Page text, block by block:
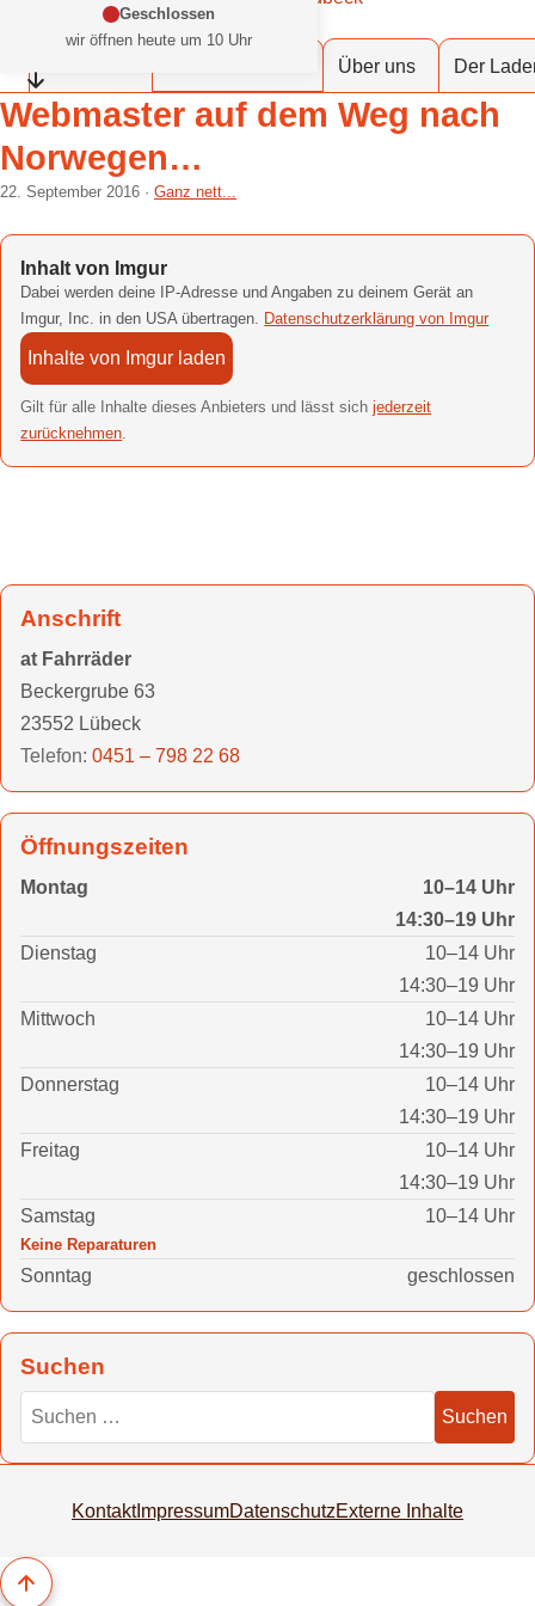
Zum Inhalt springen
Geschlossen
wir öffnen heute um 10 Uhr
Öffnungszeiten einklappen
at Fahrräder Lübeck
Über uns Der
Webmaster auf dem Weg nach
Norwegen…
22. September 2016 Ganz nett...
Inhalt von Imgur
Dabei werden deine IP-Adresse und Angaben zu deinem Gerät an
Imgur, Inc. in den USA übertragen. Datenschutzerklärung von Imgur
Inhalte von Imgur laden
Gilt für alle Inhalte dieses Anbieters und lässt sichjederzeit
zurücknehmen
Anschrift
at Fahrräder
Beckergrube 63
23552 Lübeck
Telefon: 0451 – 798 22 68
Öffnungszeiten
Montag
10–14 Uhr
14:30–19 Uhr
Dienstag
10–14 Uhr
14:30–19 Uhr
Mittwoch
10–14 Uhr
14:30–19 Uhr
Donnerstag
10–14 Uhr
14:30–19 Uhr
Freitag
10–14 Uhr
14:30–19 Uhr
Samstag
10–14 Uhr
Keine Reparaturen
Sonntag geschlossen
Suchen
Suchen nach
Suchen
KontaktImpressumDatenschutzExterne Inhalte